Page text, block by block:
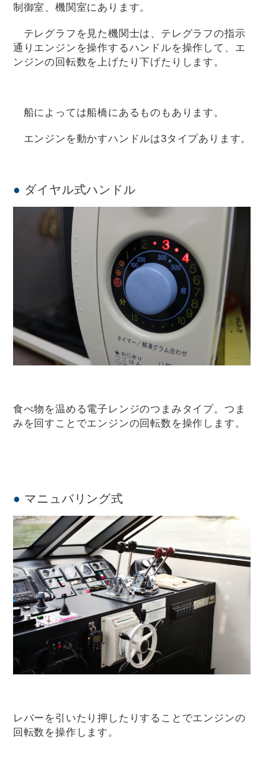
制御室、機関室にあります。
テレグラフを見た機関士は、テレグラフの指示
通りエンジンを操作するハンドルを操作して、エ
ンジンの回転数を上げたり下げたりします。
船によっては船橋にあるものもあります。
エンジンを動かすハンドルは3タイプあります。
ダイヤル式ハンドル
食べ物を温める電子レンジのつまみタイプ。つま
みを回すことでエンジンの回転数を操作します。
マニュバリング式
レバーを引いたり押したりすることでエンジンの
回転数を操作します。